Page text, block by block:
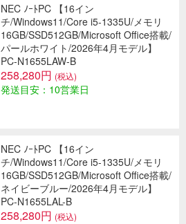
NEC ﾉｰﾄPC 【16イン
チ/Windows11/Core i5-1335U/メモリ
16GB/SSD512GB/Microsoft Office搭載/
パールホワイト/2026年4月モデル】
PC-N1655LAW-B
258,280円 (税込)
発送目安：10営業日
NEC ﾉｰﾄPC 【16イン
チ/Windows11/Core i5-1335U/メモリ
16GB/SSD512GB/Microsoft Office搭載/
ネイビーブルー/2026年4月モデル】
PC-N1655LAL-B
258,280円 (税込)